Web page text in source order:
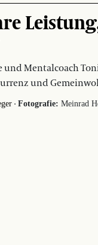
und Mentalcoach
und
· Fotografie: Meinrad